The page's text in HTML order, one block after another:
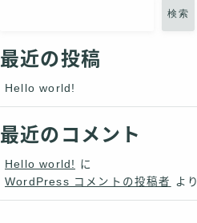
検索
最近の投稿
Hello world!
最近のコメント
Hello world! に
WordPress コメントの投稿者 より